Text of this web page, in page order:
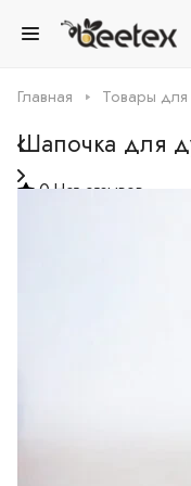
Главная Товары для
Шапочка для
0Нет отзывов